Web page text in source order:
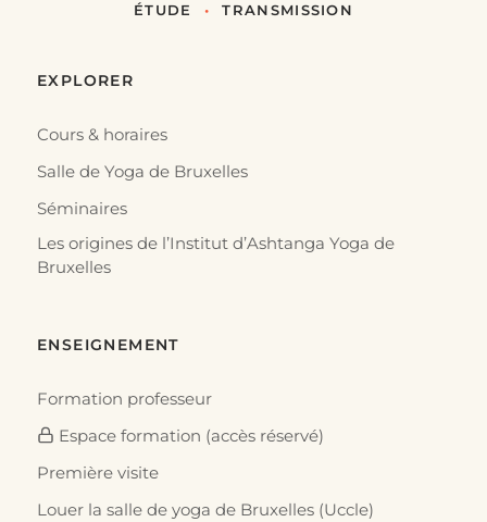
ÉTUDE
• TRANSMISSION
EXPLORER
Cours & horaires
Salle de Yoga de Bruxelles
Séminaires
Les origines de l’Institut d’Ashtanga Yoga de
Bruxelles
ENSEIGNEMENT
Formation professeur
Espace formation (accès réservé)
Première visite
Louer la salle de yoga de Bruxelles (Uccle)